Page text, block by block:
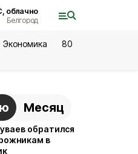
облачно
Белгород
Экономика
80
Месяц
обратился
в